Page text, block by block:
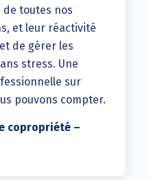
toutes nos
et leur réactivité
de gérer les
stress. Une
sur
pouvons compter.
copropriété –